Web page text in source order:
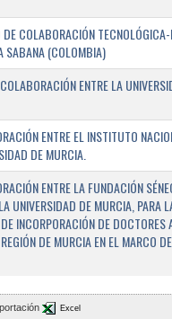
COLABORACIÓN
SABANA (COLOMBIA)
ENTRE LA
ENTRE EL INSTITUTO
DE MURCIA.
ENTRE LA FUNDACIÓN
UNIVERSIDAD DE MURCIA, PARA
INCORPORACIÓN DE
DE MURCIA EN EL MARCO
Excel